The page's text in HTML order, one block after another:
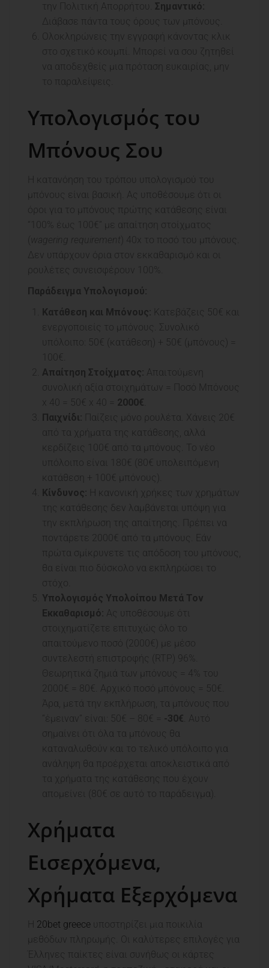
την Πολιτική Απορρήτου. Σημαντικό:
Διάβασε πάντα τους όρους των μπόνους.
Ολοκληρώνεις την εγγραφή κάνοντας κλικ
στο σχετικό κουμπί. Μπορεί να σου ζητηθεί
να αποδεχθείς μια πρόταση ευκαιρίας, μην
το παραλείψεις.
Υπολογισμός του
Μπόνους Σου
Η κατανόηση του τρόπου υπολογισμού του
μπόνους είναι βασική. Ας υποθέσουμε ότι οι
όροι για το μπόνους πρώτης κατάθεσης είναι
“100% έως 100€” με απαίτηση στοίχματος
wagering requirement ) 40x το ποσό του μπόνους.
Δεν υπάρχουν όρια στον εκκαθαρισμό και οι
ρουλέτες συνεισφέρουν 100%.
Παράδειγμα Υπολογισμού:
Κατάθεση και Μπόνους: Κατεβάζεις 50€ και
ενεργοποιείς το μπόνους. Συνολικό
υπόλοιπο: 50€ (κατάθεση) + 50€ (μπόνους) =
100€.
Απαίτηση Στοίχματος: Απαιτούμενη
συνολική αξία στοιχημάτων = Ποσό Μπόνους
x 40 = 50€ x 40 = 2000€
Παιχνίδι:
Παίζεις μόνο ρουλέτα. Χάνεις 20€
από τα χρήματα της κατάθεσης, αλλά
κερδίζεις 100€ από τα μπόνους. Το νέο
υπόλοιπο είναι 180€ (80€ υπολειπόμενη
κατάθεση + 100€ μπόνους).
Κίνδυνος: Η κανονική χρήκες των χρημάτων
της κατάθεσης δεν λαμβάνεται υπόψη για
την εκπλήρωση της απαίτησης. Πρέπει να
ποντάρετε 2000€ από τα μπόνους. Εάν
πρώτα σμίκρυνετε τις απόδοση του μπόνους,
θα είναι πιο δύσκολο να εκπληρώσει το
στόχο.
Υπολογισμός Υπολοίπου Μετά Τον
Εκκαθαρισμό: Ας υποθέσουμε ότι
στοιχηματίζετε επιτυχώς όλο το
απαιτούμενο ποσό (2000€) με μέσο
συντελεστή επιστροφής (RTP) 96%.
Θεωρητικά ζημιά των μπόνους = 4% του
2000€ = 80€. Αρχικό ποσό μπόνους = 50€.
Άρα, μετά την εκπλήρωση, τα μπόνους που
“έμειναν” είναι: 50€ – 80€ = -30€ . Αυτό
σημαίνει ότι όλα τα μπόνους θα
καταναλωθούν και το τελικό υπόλοιπο για
ανάληψη θα προέρχεται αποκλειστικά από
τα χρήματα της κατάθεσης που έχουν
απομείνει (80€ σε αυτό το παράδειγμα).
Χρήματα
Εισερχόμενα,
Χρήματα Εξερχόμενα
Η 20bet greece υποστηρίζει μια ποικιλία
μεθόδων πληρωμής. Οι καλύτερες επιλογές για
Έλληνες παίκτες είναι συνήθως οι κάρτες